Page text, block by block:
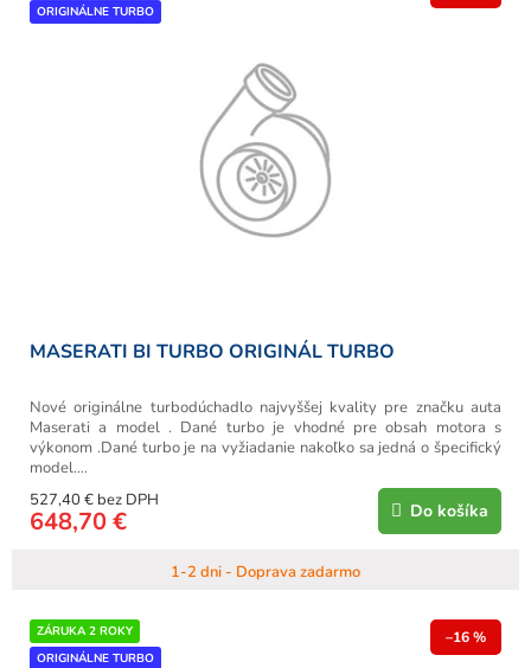
ORIGINÁLNE TURBO
MASERATI BI TURBO ORIGINÁL TURBO
1-2 dni - Doprava zadarmo
527,40 € bez DPH
648,70 € Do košíka
Nové originálne turbodúchadlo najvyššej kvality pre značku auta
Maserati a model . Dané turbo je vhodné pre obsah motora s
výkonom .Dané turbo je na vyžiadanie nakoľko sa jedná o špecifický
model....
ZÁRUKA 2 ROKY
ORIGINÁLNE TURBO
–16 %